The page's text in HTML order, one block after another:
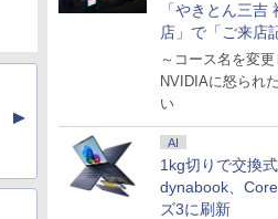
「やきとん三吉
店」で「ご来店
を娘と堪能
～コース名を変
NVIDIAに怒られ
い
AI
1kg切りで交換
dynabook、
ズ3に刷新
▲